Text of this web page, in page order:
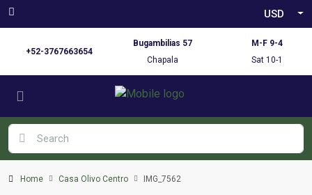
USD
+52-3767663654
Bugambilias 57
Chapala
M-F 9-4
Sat 10-1
Home Casa Olivo Centro IMG_7562